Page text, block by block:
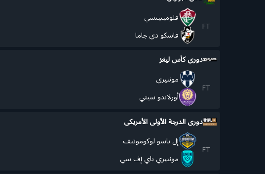
FT
فلومينينسي
فاسكو دي جاما
دوري كأس ليغز
FT
مونتيري
أورلاندو سيتي
دوري الدرجة الأولى الأمريكي
FT
إل باسو لوكوموتيف
مونتيري باي إف سي